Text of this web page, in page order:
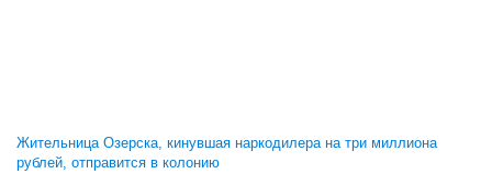
Жительница Озерска, кинувшая наркодилера на три миллиона
рублей, отправится в колонию